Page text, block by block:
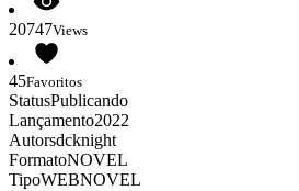
20747Views
45Favoritos
StatusPublicando
Lançamento2022
Autorsdcknight
FormatoNOVEL
TipoWEBNOVEL